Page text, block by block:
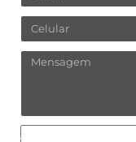
Celular
Mensagem
Como